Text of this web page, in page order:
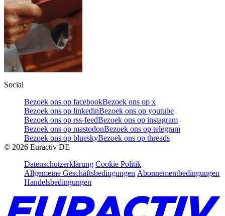
Social
Bezoek ons op facebookBezoek ons op x
Bezoek ons op linkedinBezoek ons op youtube
Bezoek ons op rss-feedBezoek ons op instagram
Bezoek ons op mastodonBezoek ons op telegram
Bezoek ons op blueskyBezoek ons op threads
© 2026 Euractiv DE
Datenschutzerklärung Cookie Politik
Allgemeine Geschäftsbedingungen Abonnementbedingungen
Handelsbedingungen